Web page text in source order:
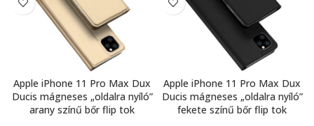
Apple iPhone 11 Pro Max Dux
Ducis mágneses „oldalra nyíló”
arany színű bőr flip tok
Apple iPhone 11 Pro Max Dux
Ducis mágneses „oldalra nyíló”
fekete színű bőr flip tok